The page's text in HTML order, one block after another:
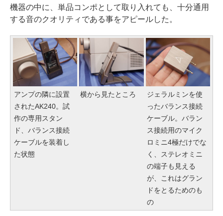
機器の中に、単品コンポとして取り入れても、十分通用
する音のクオリティである事をアピールした。
アンプの隣に設置
されたAK240。試
作の専用スタン
ド、バランス接続
ケーブルを装着し
た状態
横から見たところ
ジェラルミンを使
ったバランス接続
ケーブル。バラン
ス接続用のマイク
ロミニ4極だけでな
く、ステレオミニ
の端子も見える
が、これはグラン
ドをとるためのも
の